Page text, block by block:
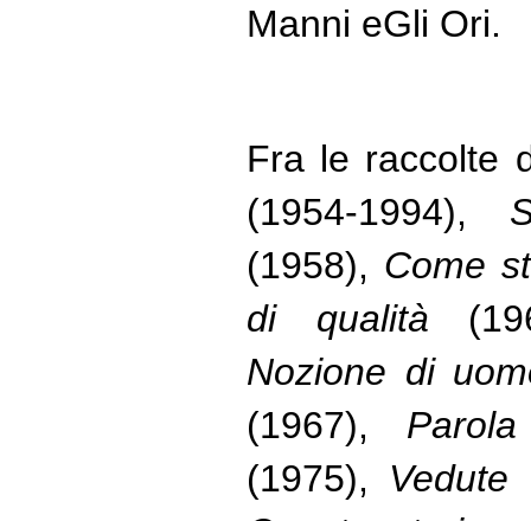
Manni eGli Ori.
Fra le raccolte
(1954-1994),
(1958), Come
di qualità
Nozione di
(1967),
(1975), Vedute